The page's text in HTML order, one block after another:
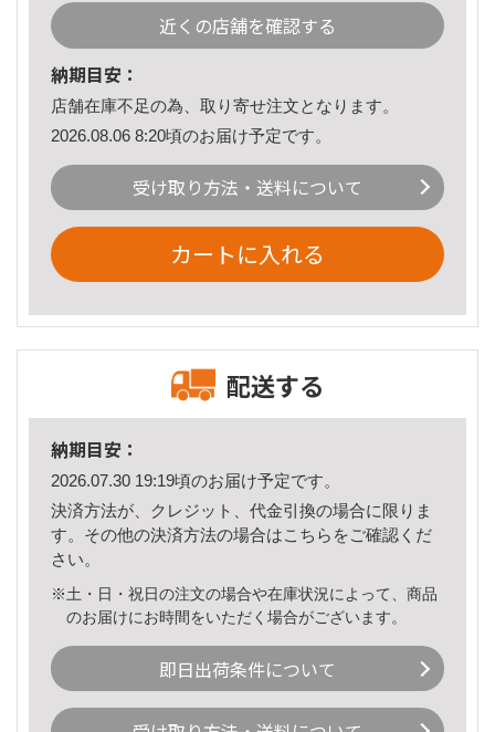
近くの店舗を確認する
納期目安：
店舗在庫不足の為、取り寄せ注文となります。
2026.08.06 8:20頃のお届け予定です。
受け取り方法・送料について
カートに入れる
配送する
納期目安：
2026.07.30 19:19頃のお届け予定です。
決済方法が、クレジット、代金引換の場合に限りま
す。その他の決済方法の場合はこちら をご確認くだ
さい。
※土・日・祝日の注文の場合や在庫状況によって、商品
のお届けにお時間をいただく場合がございます。
即日出荷条件について